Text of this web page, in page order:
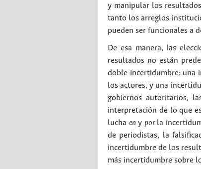
y manipular los
tanto los arreglos
pueden ser funcionales a
De esa manera, las
resultados no están
doble incertidumbre: una
los actores, y una
gobiernos autoritarios,
interpretación de lo que
lucha en y porla
de periodistas, la
incertidumbre de los
más incertidumbre sobre